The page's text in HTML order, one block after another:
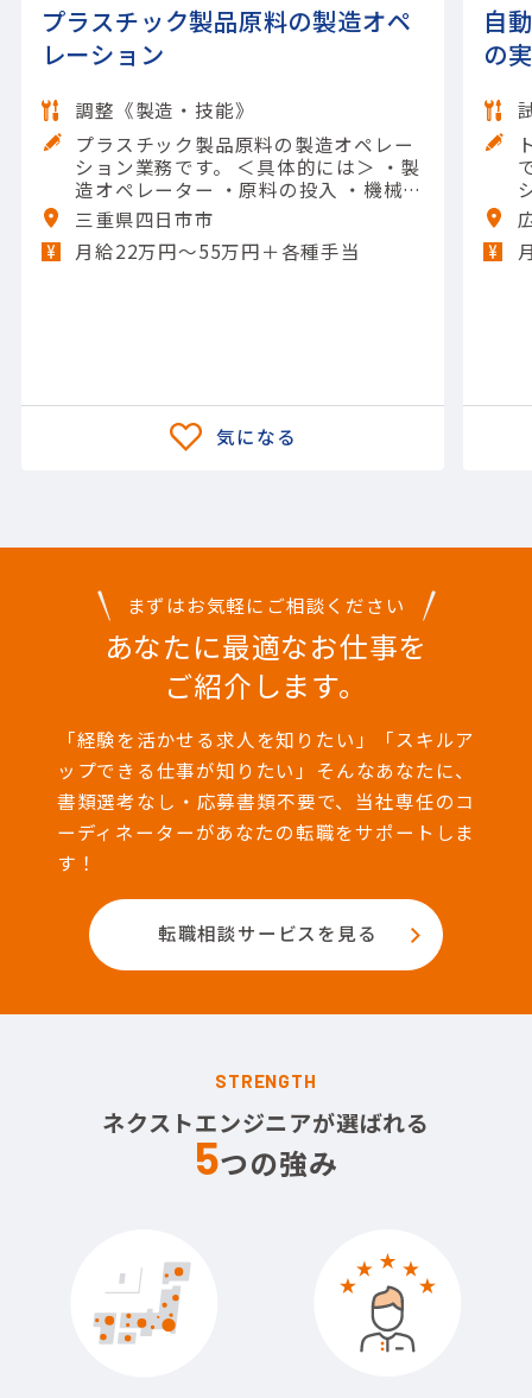
プラスチック製品原料の製造オペ
レーション
調整《製造・技能》
プラスチック製品原料の製造オペレー
ション業務です。 ＜具体的には＞ ・製
造オペレーター ・原料の投入 ・機械の
操作や清掃 ・メンテナンスなど 【担当
製品】(素材・素材加工品)石油化学製
品 【使用ツール】他 一般工具; Excel
三重県四日市市
月給22万円〜55万円＋各種手当
自
の
です
まずはお気軽にご相談ください
あなたに最適なお仕事を
ご紹介します。
「経験を活かせる求人を知りたい」「スキルア
ップできる仕事が知りたい」そんなあなたに、
書類選考なし・応募書類不要で、当社専任のコ
ーディネーターがあなたの転職をサポートしま
す！
転職相談サービスを見る
STRENGTH
ネクストエンジニアが選ばれる
5つの強み